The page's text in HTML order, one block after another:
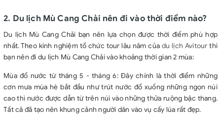
2. Du lịch Mù Cang Chải nên đi vào thời điểm nào?
Du lịch Mù Cang Chải bạn nên lựa chọn được thời điểm phù hợp
nhất. Theo kinh nghiệm tổ chức tour lâu năm của du lịch Avitour thì
bạn nên đi du lịch Mù Cang Chải vào khoảng thời gian 2 mùa:
Mùa đổ nước từ tháng 5 - tháng 6: Đây chính là thời điểm những
cơn mưa mùa hè bắt đầu như trút nước đổ xuống những ngọn núi
cao thì nước được dẫn từ trên núi vào những thửa ruộng bậc thang.
Tất cả đã tạo nên khung cảnh người dân vào vụ cấy lúa rất đẹp.